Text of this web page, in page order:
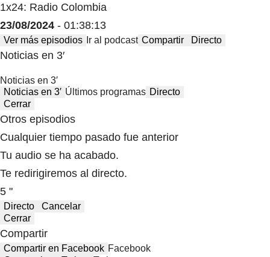
1x24: Radio Colombia
23/08/2024 - 01:38:13
Ver más episodios Ir al podcast Compartir Directo
Noticias en 3′
Noticias en 3′
Noticias en 3′ Últimos programas Directo
Cerrar
Otros episodios
Cualquier tiempo pasado fue anterior
Tu audio se ha acabado.
Te redirigiremos al directo.
5 "
Directo
Cancelar
Cerrar
Compartir
Compartir en Facebook Facebook